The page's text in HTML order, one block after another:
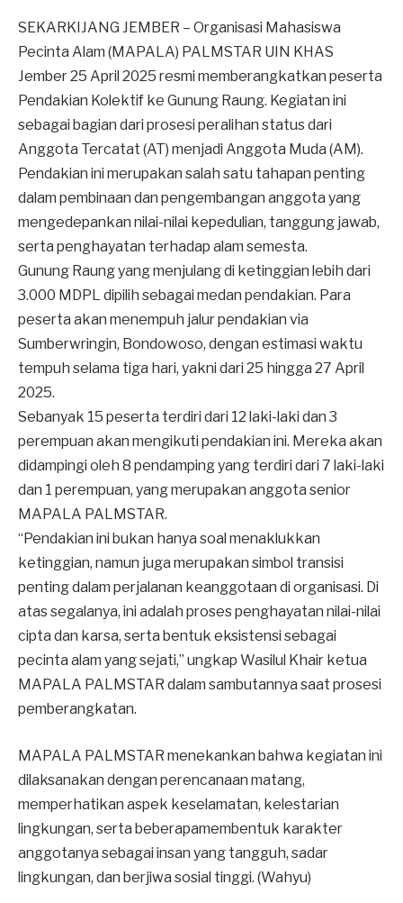
SEKARKIJANG JEMBER – Organisasi Mahasiswa
Pecinta Alam (MAPALA) PALMSTAR UIN KHAS
Jember 25 April 2025 resmi memberangkatkan peserta
Pendakian Kolektif ke Gunung Raung. Kegiatan ini
sebagai bagian dari prosesi peralihan status dari
Anggota Tercatat (AT) menjadi Anggota Muda (AM).
Pendakian ini merupakan salah satu tahapan penting
dalam pembinaan dan pengembangan anggota yang
mengedepankan nilai-nilai kepedulian, tanggung jawab,
serta penghayatan terhadap alam semesta.
Gunung Raung yang menjulang di ketinggian lebih dari
3.000 MDPL dipilih sebagai medan pendakian. Para
peserta akan menempuh jalur pendakian via
Sumberwringin, Bondowoso, dengan estimasi waktu
tempuh selama tiga hari, yakni dari 25 hingga 27 April
2025.
Sebanyak 15 peserta terdiri dari 12 laki-laki dan 3
perempuan akan mengikuti pendakian ini. Mereka akan
didampingi oleh 8 pendamping yang terdiri dari 7 laki-laki
dan 1 perempuan, yang merupakan anggota senior
MAPALA PALMSTAR.
“Pendakian ini bukan hanya soal menaklukkan
ketinggian, namun juga merupakan simbol transisi
penting dalam perjalanan keanggotaan di organisasi. Di
atas segalanya, ini adalah proses penghayatan nilai-nilai
cipta dan karsa, serta bentuk eksistensi sebagai
pecinta alam yang sejati,” ungkap Wasilul Khair ketua
MAPALA PALMSTAR dalam sambutannya saat prosesi
pemberangkatan.
MAPALA PALMSTAR menekankan bahwa kegiatan ini
dilaksanakan dengan perencanaan matang,
memperhatikan aspek keselamatan, kelestarian
lingkungan, serta beberapamembentuk karakter
anggotanya sebagai insan yang tangguh, sadar
lingkungan, dan berjiwa sosial tinggi. (Wahyu)